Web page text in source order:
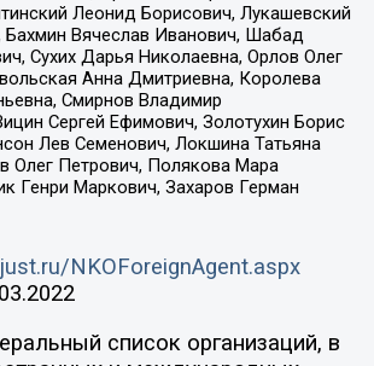
Леонид Борисович, Лукашевский
Бахмин Вячеслав Иванович, Шабад
Сухих Дарья Николаевна, Орлов Олег
Анна Дмитриевна, Королева
Смирнов Владимир
Сергей Ефимович, Золотухин Борис
Лев Семенович, Локшина Татьяна
Олег Петрович, Полякова Мара
Генри Маркович, Захаров Герман
NKOForeignAgent.aspx
список организаций, в